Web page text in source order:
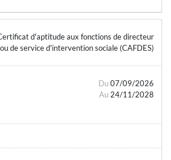
d'aptitude aux fonctions de directeur
de service d'intervention sociale (CAFDES)
Du 07/09/2026
Au 24/11/2028